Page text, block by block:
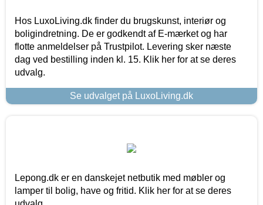
Hos LuxoLiving.dk finder du brugskunst, interiør og
boligindretning. De er godkendt af E-mærket og har
flotte anmeldelser på Trustpilot. Levering sker næste
dag ved bestilling inden kl. 15. Klik her for at se deres
udvalg.
Se udvalget på LuxoLiving.dk
Lepong.dk er en danskejet netbutik med møbler og
lamper til bolig, have og fritid. Klik her for at se deres